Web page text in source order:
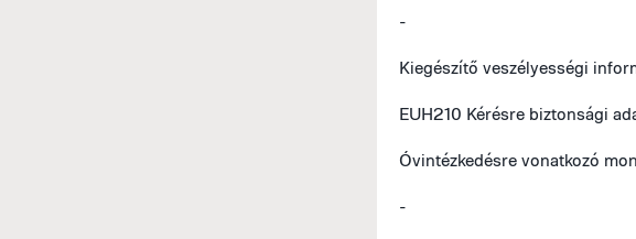
-
Kiegészítő veszélyességi
EUH210 Kérésre biztonsági
Óvintézkedésre vonatkozó
-